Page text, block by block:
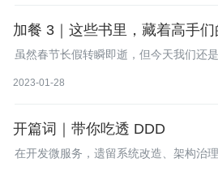
加餐 3｜这些书里，藏着高手们
虽然春节长假转瞬即逝，但今天我们还
2023-01-28
开篇词｜带你吃透 DDD
在开发微服务，遗留系统改造、架构治